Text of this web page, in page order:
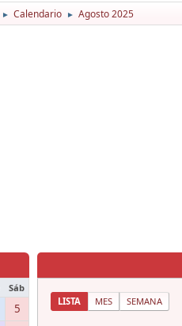
► Calendario ► Agosto 2025
Sáb
5
LISTA MES SEMANA